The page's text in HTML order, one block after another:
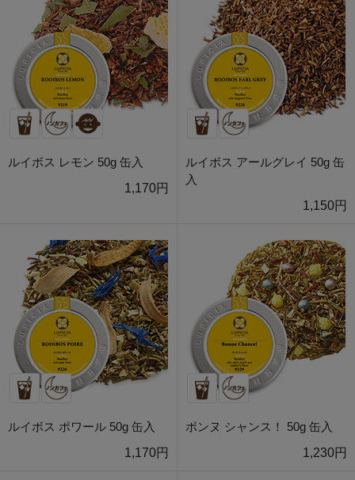
ルイボス レモン 50g 缶入
1,170円
ルイボス アールグレイ 50g 缶
入
1,150円
ルイボス ポワール 50g 缶入
1,170円
ボンヌ シャンス！ 50g 缶入
1,230円